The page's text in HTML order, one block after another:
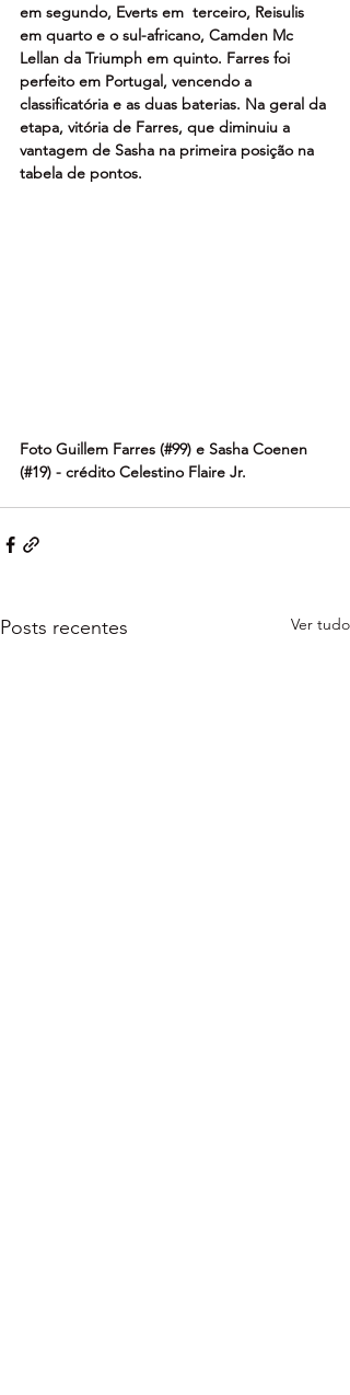
em segundo, Everts em  terceiro, Reisulis
em quarto e o sul-africano, Camden Mc
Lellan da Triumph em quinto. Farres foi
perfeito em Portugal, vencendo a
classificatória e as duas baterias. Na geral da
etapa, vitória de Farres, que diminuiu a
vantagem de Sasha na primeira posição na
tabela de pontos.
Foto Guillem Farres (#99) e Sasha Coenen
(#19) - crédito Celestino Flaire Jr.
Posts recentes Ver tudo